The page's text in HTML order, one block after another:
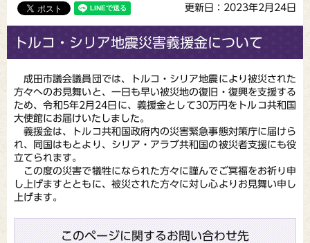
更新日：2023年2月24日
トルコ・シリア地震災害義援金について
成田市議会議員団では、トルコ・シリア地震により被災された
方々へのお見舞いと、一日も早い被災地の復旧・復興を支援する
ため、令和5年2月24日に、義援金として30万円をトルコ共和国
大使館にお届けいたしました。
義援金は、トルコ共和国政府内の災害緊急事態対策庁に届けら
れ、同国はもとより、シリア・アラブ共和国の被災者支援にも役
立てられます。
この度の災害で犠牲になられた方々に謹んでご冥福をお祈り申
し上げますとともに、被災された方々に対し心よりお見舞い申し
上げます。
このページに関するお問い合わせ先